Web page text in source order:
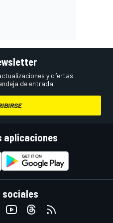
y ofertas
de entrada.
aplicaciones
sociales